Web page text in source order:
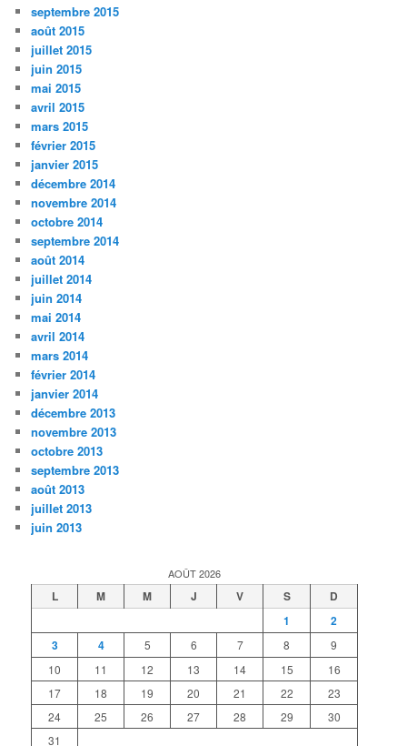
septembre 2015
août 2015
juillet 2015
juin 2015
mai 2015
avril 2015
mars 2015
février 2015
janvier 2015
décembre 2014
novembre 2014
octobre 2014
septembre 2014
août 2014
juillet 2014
juin 2014
mai 2014
avril 2014
mars 2014
février 2014
janvier 2014
décembre 2013
novembre 2013
octobre 2013
septembre 2013
août 2013
juillet 2013
juin 2013
AOÛT 2026
L M M J V S
D
1
2
3
4 5 6 7 8
9
10
11 12 13 14 15
16
17
18 19 20 21 22
23
24
25 26 27 28 29
30
31